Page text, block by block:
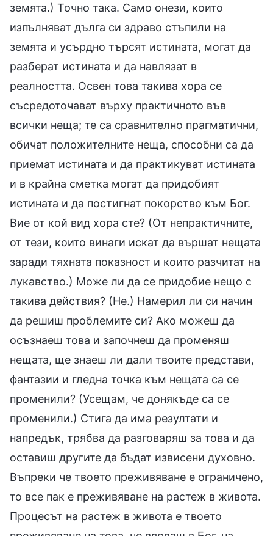
земята.) Точно така. Само онези, които
изпълняват дълга си здраво стъпили на
земята и усърдно търсят истината, могат да
разберат истината и да навлязат в
реалността. Освен това такива хора се
съсредоточават върху практичното във
всички неща; те са сравнително прагматични,
обичат положителните неща, способни са да
приемат истината и да практикуват истината
и в крайна сметка могат да придобият
истината и да постигнат покорство към Бог.
Вие от кой вид хора сте? (От непрактичните,
от тези, които винаги искат да вършат нещата
заради тяхната показност и които разчитат на
лукавство.) Може ли да се придобие нещо с
такива действия? (Не.) Намерил ли си начин
да решиш проблемите си? Ако можеш да
осъзнаеш това и започнеш да променяш
нещата, ще знаеш ли дали твоите представи,
фантазии и гледна точка към нещата са се
променили? (Усещам, че донякъде са се
променили.) Стига да има резултати и
напредък, трябва да разговаряш за това и да
оставиш другите да бъдат извисени духовно.
Въпреки че твоето преживяване е ограничено,
то все пак е преживяване на растеж в живота.
Процесът на растеж в живота е твоето